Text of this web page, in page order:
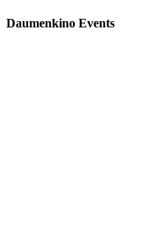
Daumenkino Events